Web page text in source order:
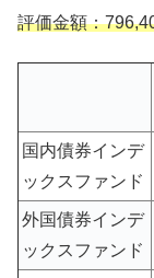
評価金額：
国内債券インデ
ックスファンド
外国債券インデ
ックスファンド